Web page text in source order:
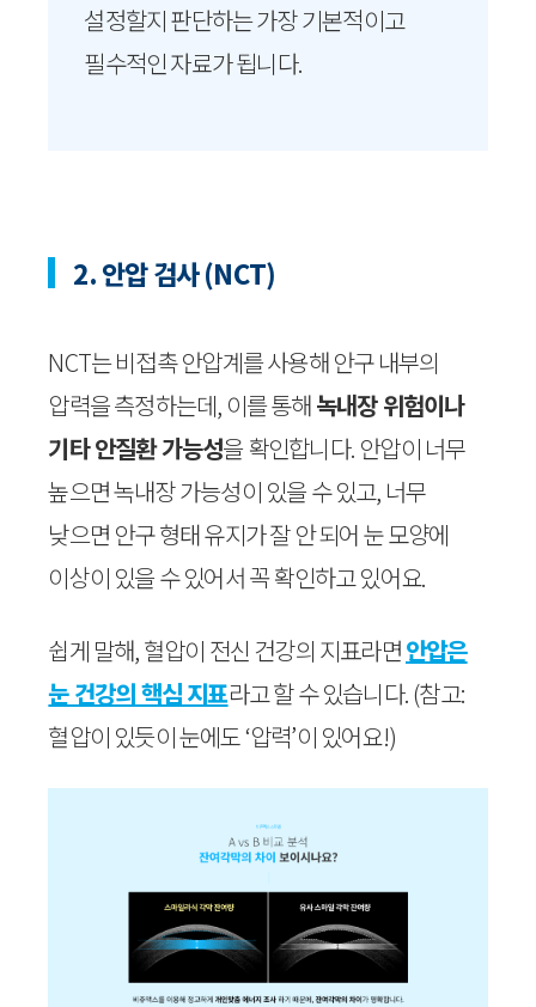
설정할지 판단하는 가장 기본적이고
필수적인 자료가 됩니다.
2. 안압 검사 (NCT)
NCT는 비접촉 안압계를 사용해 안구 내부의
압력을 측정하는데, 이를 통해녹내장 위험이나
기타 안질환 가능성을 확인합니다. 안압이 너무
높으면 녹내장 가능성이 있을 수 있고, 너무
낮으면 안구 형태 유지가 잘 안 되어 눈 모양에
이상이 있을 수 있어서 꼭 확인하고 있어요.
쉽게 말해, 혈압이 전신 건강의 지표라면안압은
눈 건강의 핵심 지표라고 할 수 있습니다. (참고:
혈압이 있듯이 눈에도 ‘압력’이 있어요!)